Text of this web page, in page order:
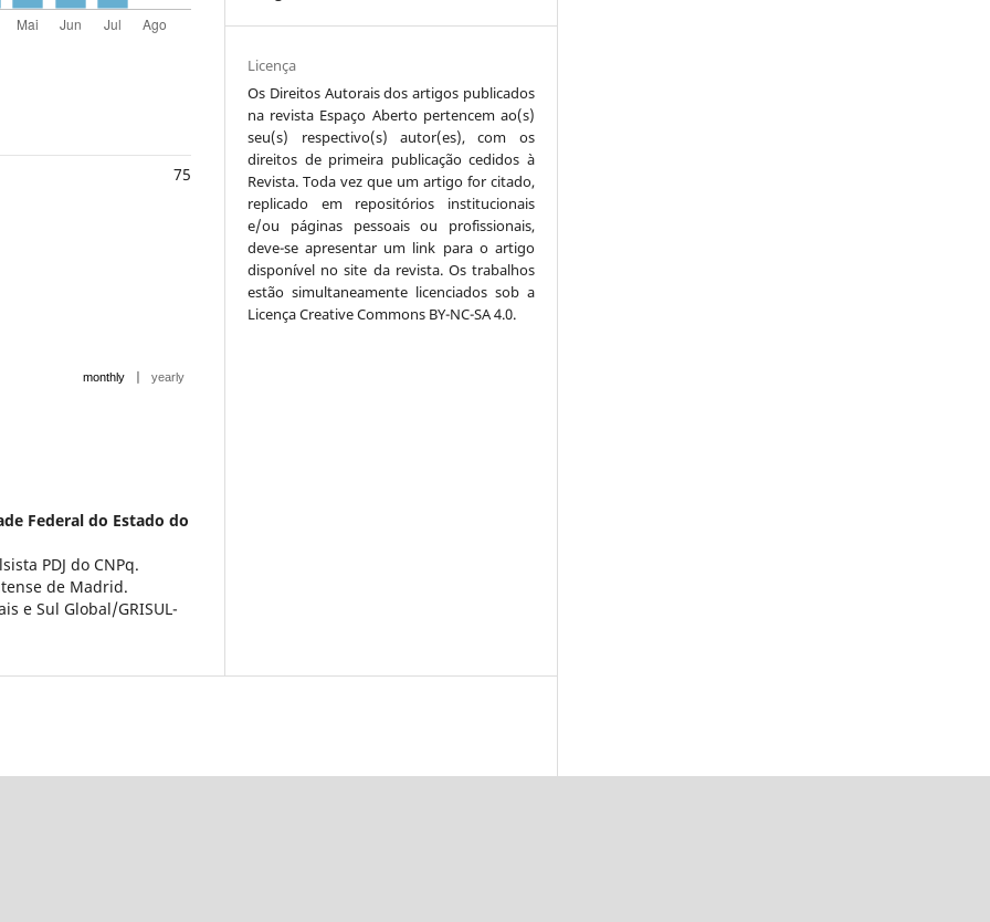
75
monthly | yearly
Federal do Estado do
PDJ do CNPq.
de Madrid.
e Sul Global/GRISUL-
Licença
Os Direitos Autorais dos artigos publicados
na revista Espaço Aberto pertencem ao(s)
seu(s) respectivo(s) autor(es), com os
direitos de primeira publicação cedidos à
Revista. Toda vez que um artigo for citado,
replicado em repositórios institucionais
e/ou páginas pessoais ou profissionais,
deve-se apresentar um link para o artigo
disponível no site da revista. Os trabalhos
estão simultaneamente licenciados sob a
Licença Creative Commons BY-NC-SA 4.0.